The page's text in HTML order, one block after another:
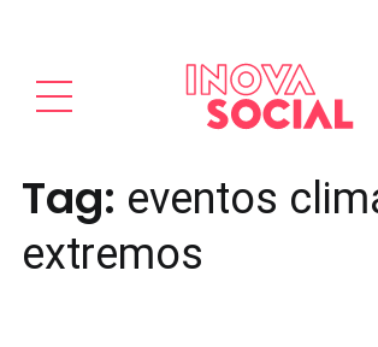
Tag: eventos
extremos